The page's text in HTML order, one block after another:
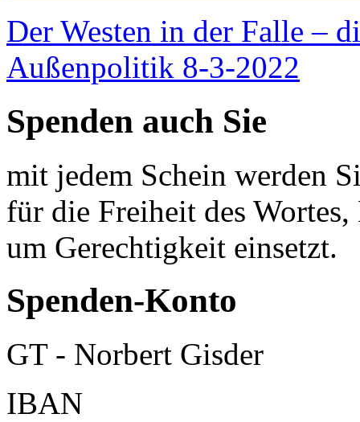
Der Westen in der Falle –
Außenpolitik 8-3-2022
Spenden auch Sie
mit jedem Schein werden
für die Freiheit des
um Gerechtigkeit einsetzt.
Spenden-Konto
GT - Norbert Gisder
IBAN